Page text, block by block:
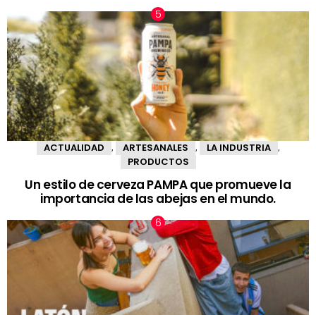
ACTUALIDAD ARTESANALES LA INDUSTRIA
PRODUCTOS
Un estilo de cerveza PAMPA que promueve la
importancia de las abejas en el mundo.